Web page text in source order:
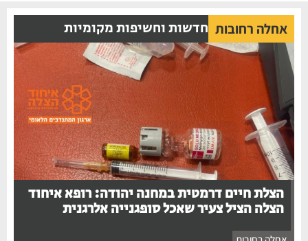
אחלה רחובות חדשות וחשיפות מקומיות
הצלת חיים דרמטית במחנה יהודה: רופא איחוד
הצלה הציל צעיר שאכל סופגנייה אלרגנית